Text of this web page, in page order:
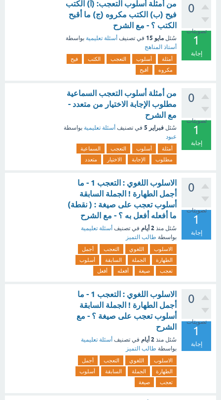
0
تصويتات
1
إجابة
من أمثلة أسلوب التعجب: (أ) الكتب
فيح (ب) الكتب مكروه (ج) ما أقبح
الكتب ؟ - مع الشرح
سُئل مايو 15 في تصنيف أسئلة تعليمية بواسطة
أستاذ المناهج
أمثلة أسلوب التعجب الكتب
فيح
مكروه
أقبح
0
تصويتات
1
إجابة
من أمثلة أسلوب التعجب السماعية
مطلوب الإجابة الاختيار من متعدد -
مع الشرح
سُئل فبراير 5 في تصنيف أسئلة تعليمية بواسطة
عبود
أمثلة أسلوب التعجب
السماعية
مطلوب
الإجابة الاختيار متعدد
0
تصويتات
1
إجابة
الاسلوب اللغوي : التعجب 1 - ما
أجمل الطهارة ! الجملة السابقة
أسلوب تعجب على صيغة : ( نقطة)
ما أفعله أفعل به ؟ - مع الشرح
سُئل منذ 2 أيام في تصنيف أسئلة تعليمية
بواسطة طالب التميز
الاسلوب اللغوي التعجب
أجمل
الطهارة
الجملة السابقة
أسلوب
تعجب
صيغة أفعله أفعل
0
تصويتات
1
إجابة
الاسلوب اللغوي : التعجب 1 - ما
أجمل الطهارة ! الجملة السابقة
أسلوب تعجب على صيغة ؟ - مع
الشرح
سُئل منذ 2 أيام في تصنيف أسئلة تعليمية
بواسطة طالب التميز
الاسلوب اللغوي التعجب
أجمل
الطهارة
الجملة السابقة
أسلوب
تعجب
صيغة